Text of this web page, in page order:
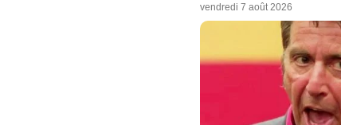
vendredi 7 août 2026